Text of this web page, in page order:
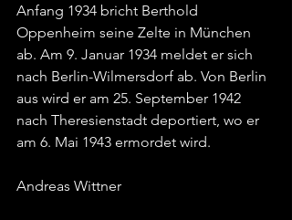
Anfang 1934 bricht Berthold
Oppenheim seine Zelte in München
ab. Am 9. Januar 1934 meldet er sich
nach Berlin-Wilmersdorf ab. Von Berlin
aus wird er am 25. September 1942
nach Theresienstadt deportiert, wo er
am 6. Mai 1943 ermordet wird.
Andreas Wittner